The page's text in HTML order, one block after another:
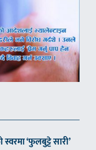
‘फुलबुट्टे सारी’